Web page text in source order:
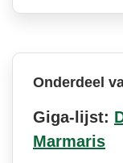
Onderdeel
Giga-lijst:
Marmaris